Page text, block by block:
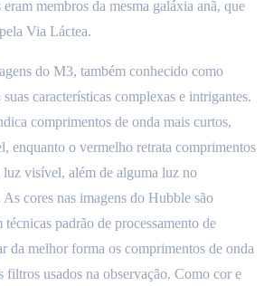
membros da mesma galáxia anã, que
Via Láctea.
do M3, também conhecido como
características complexas e intrigantes.
comprimentos de onda mais curtos,
enquanto o vermelho retrata comprimentos
luz visível, além de alguma luz no
cores nas imagens do Hubble são
técnicas padrão de processamento de
da melhor forma os comprimentos de onda
filtros usados na observação. Como cor e